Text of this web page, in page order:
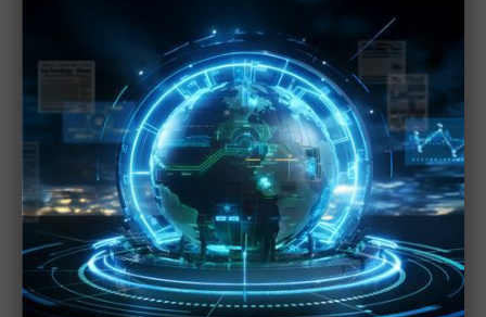
美國電動車補貼退場壓力湧現 Tesla推親民款
Model 3／Y搶救買氣
近７天熱門報導
MLCC訂單過熱、出貨比創高 村田示警全球AI基
建熱潮將趨緩
2027全年記憶體產能提前售罄 買家「祕而不
宣」只怕買不夠